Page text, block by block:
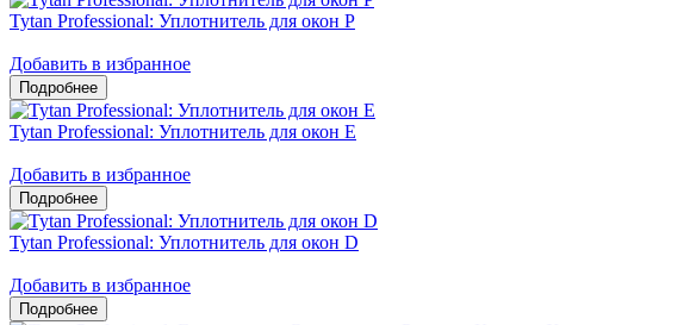
Tytan Professional: Уплотнитель для окон P
Добавить в избранное
Tytan Professional: Уплотнитель для окон E
Добавить в избранное
Tytan Professional: Уплотнитель для окон D
Добавить в избранное